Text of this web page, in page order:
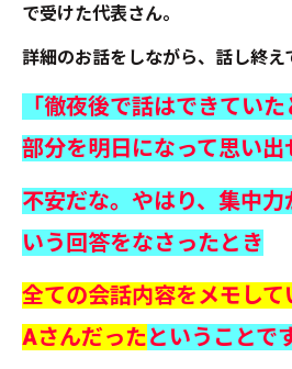
で受けた代表さん。
詳細のお話をしながら、話し終え
「徹夜後で話はできてい
部分を明日になって思い出
不安だな。やはり、集中力
いう回答をなさったとき
全ての会話内容をメモし
Aさんだったということです